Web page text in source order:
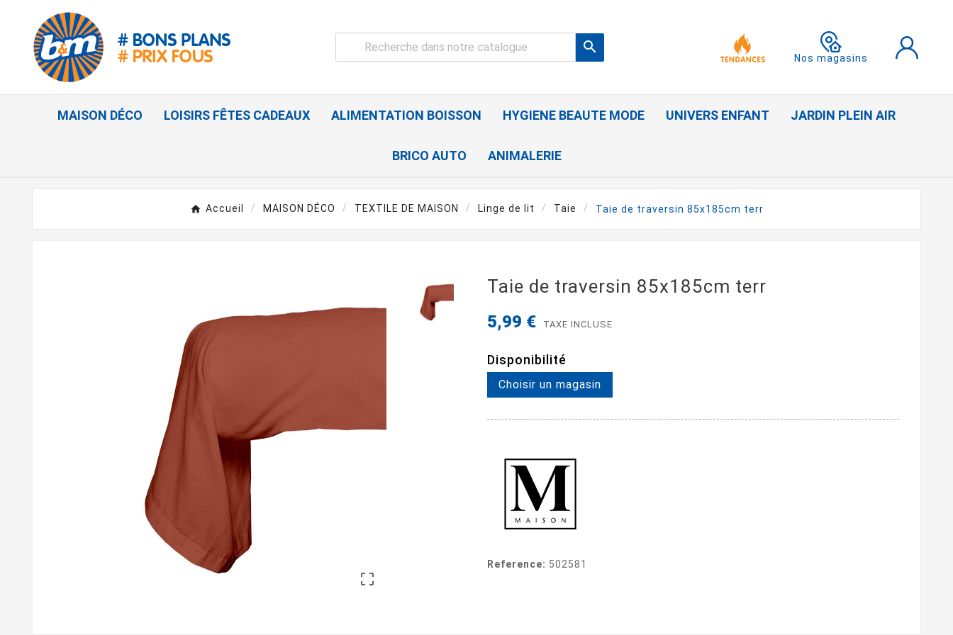

Nos magasins
MAISON DÉCO LOISIRS FÊTES CADEAUX ALIMENTATION BOISSON HYGIENE BEAUTE MODE UNIVERS ENFANT JARDIN PLEIN AIR
BRICO AUTO ANIMALERIE
Accueil MAISON DÉCO TEXTILE DE MAISON Linge de lit Taie Taie de traversin 85x185cm terr

Taie de traversin 85x185cm terr
5,99 € TAXE INCLUSE
Disponibilité
Choisir un magasin
Reference: 502581